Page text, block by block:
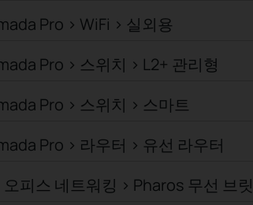
Pro > WiFi > 실외용
Pro > 스위치 > L2+ 관리형
Pro > 스위치 > 스마트
Pro > 라우터 > 유선 라우터
오피스 네트워킹 > Pharos 무선 브